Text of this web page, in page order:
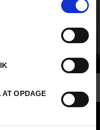
AT OPDAGE